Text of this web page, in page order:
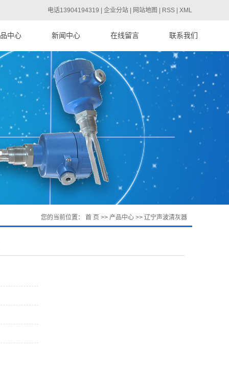
电话13904194319 | 企业分站 网站地图 RSS XML
中心
波清灰器
锤料位计
导纳物位计
位系列仪表
系列仪表
达物位计
力系列仪表
量系列仪表
温箱
其他
新闻中心
公司新闻
行业资讯
技术知识
在线留言 联系我们
您的当前位置： 首 页 >> 产品中心 >> 辽宁声波清灰器